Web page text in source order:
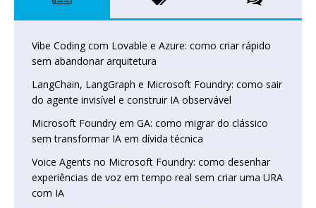
Vibe Coding com Lovable e Azure: como criar rápido
sem abandonar arquitetura
LangChain, LangGraph e Microsoft Foundry: como sair
do agente invisível e construir IA observável
Microsoft Foundry em GA: como migrar do clássico
sem transformar IA em dívida técnica
Voice Agents no Microsoft Foundry: como desenhar
experiências de voz em tempo real sem criar uma URA
com IA